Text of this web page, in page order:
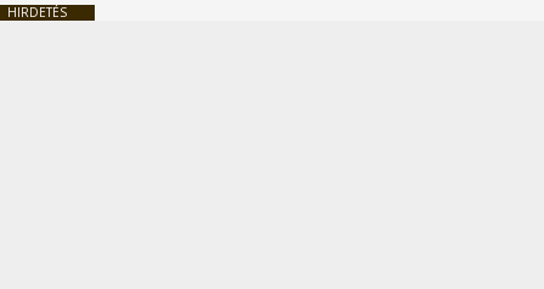
HIRDETÉS